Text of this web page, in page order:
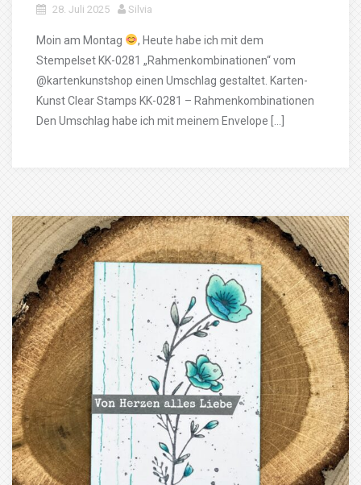
28. Juli 2025 Silvia
Moin am Montag
, Heute habe ich mit dem
Stempelset KK-0281 „Rahmenkombinationen“ vom
@kartenkunstshop einen Umschlag gestaltet. Karten-
Kunst Clear Stamps KK-0281 – Rahmenkombinationen
Den Umschlag habe ich mit meinem Envelope […]